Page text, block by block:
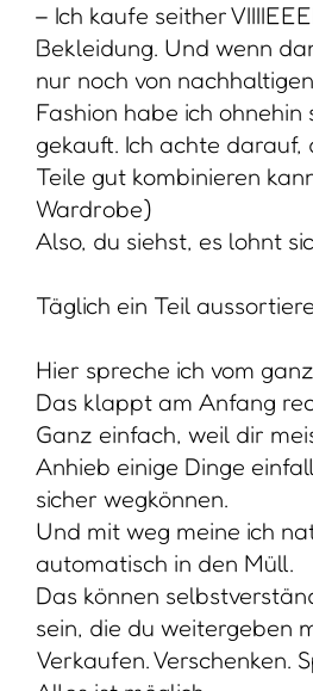
– Ich kaufe seither
Bekleidung. Und wenn
nur noch von
Fashion habe ich ohnehin
gekauft. Ich achte darauf,
Teile gut kombinieren
Wardrobe)
Also, du siehst, es lohnt
Täglich ein Teil
Hier spreche ich vom
Das klappt am Anfang
Ganz einfach, weil dir
Anhieb einige Dinge
sicher wegkönnen.
Und mit weg meine ich
automatisch in den Müll.
Das können
sein, die du weitergeben
Verkaufen. Verschenken.